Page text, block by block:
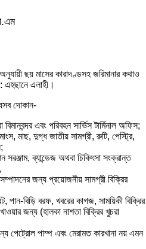
ছয় মাসের কারাদণ্ডসহ জরিমানার কথাও
এলাহী।
দোকান-
এবং পরিবহন সার্ভিস টার্মিনাল অফিস;
মাছ, দুগ্ধ জাতীয় সামগ্রী, রুটি, পেস্ট্রি,
ব্যান্ডেজ অথবা চিকিৎসা সংক্রান্ত
জন্য প্রয়োজনীয় সামগ্রী বিক্রির
পান-বিড়ি বরফ, খবরের কাগজ, সাময়িকী বিক্রির
জন্য (হালকা নাশতা বিক্রির খুচরা
পেট্রোল পাম্প এবং মেরামত কারখানা নয় এমন